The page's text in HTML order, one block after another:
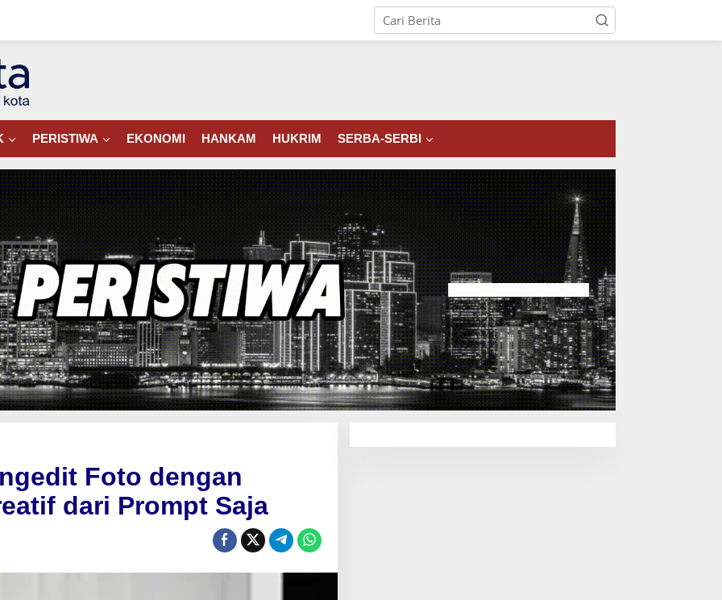
PERISTIWA EKONOMI HANKAM HUKRIM SERBA-SERBI
Foto dengan
dari Prompt Saja